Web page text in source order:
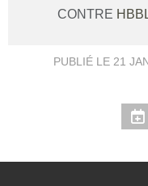
CONTRE
PUBLIÉ LE 21